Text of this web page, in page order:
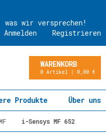
wir versprechen!
Registrieren
Anmelden
WARENKORB
0 Artikel | 0,00 €
Produkte Über uns
i-Sensys MF 652